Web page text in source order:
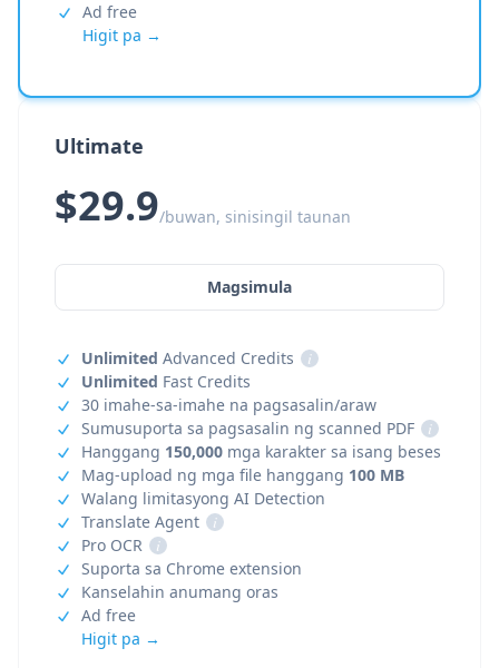
Ad free
Higit pa →
Ultimate
$29.9/buwan, sinisingil taunan
Magsimula
Unlimited Advanced Credits
i
Unlimited Fast Credits
30 imahe-sa-imahe na pagsasalin/araw
Sumusuporta sa pagsasalin ng scanned PDF
i
Hanggang 150,000 mga karakter sa isang beses
Mag-upload ng mga file hanggang 100 MB
Walang limitasyong AI Detection
Translate Agent
i
Pro OCR
i
Suporta sa Chrome extension
Kanselahin anumang oras
Ad free
Higit pa →